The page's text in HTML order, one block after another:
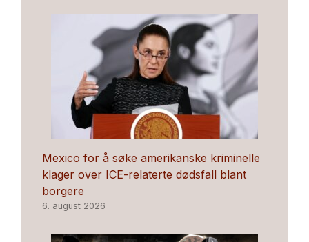
Mexico for å søke amerikanske kriminelle
klager over ICE-relaterte dødsfall blant
borgere
6. august 2026